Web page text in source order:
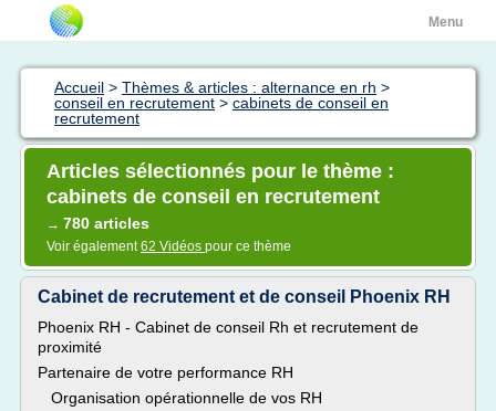
Menu
Accueil > Thèmes & articles : alternance en rh >
conseil en recrutement > cabinets de conseil en
recrutement
Articles sélectionnés pour le thème :
cabinets de conseil en recrutement
→ 780 articles
Voir également62 Vidéos pour ce thème
Cabinet de recrutement et de conseil Phoenix RH
Phoenix RH - Cabinet de conseil Rh et recrutement de
proximité
Partenaire de votre performance RH
Organisation opérationnelle de vos RH